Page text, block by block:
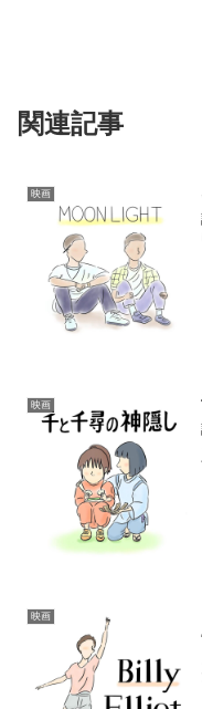
関連記事
映画
映画
映画